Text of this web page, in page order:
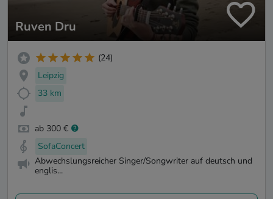
Ruven Dru
(24)
Leipzig
33 km
ab 300 €
SofaConcert
Abwechslungsreicher Singer/Songwriter auf deutsch und
englis...